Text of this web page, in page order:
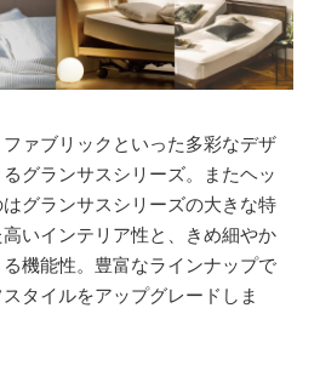
ァブリックといった多彩なデザ
グランサスシリーズ。またヘッ
グランサスシリーズの大きな特
いインテリア性と、きめ細やか
機能性。豊富なラインナップで
タイルをアップグレードしま